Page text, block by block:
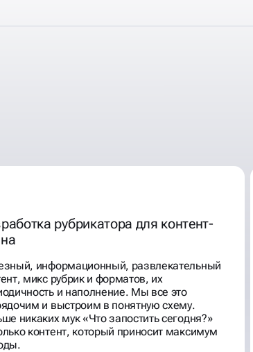
рубрикатора для контент-
информационный, развлекательный
микс рубрик и форматов, их
и наполнение. Мы все это
и выстроим в понятную схему.
никаких мук «Что запостить сегодня?»
контент, который приносит максимум